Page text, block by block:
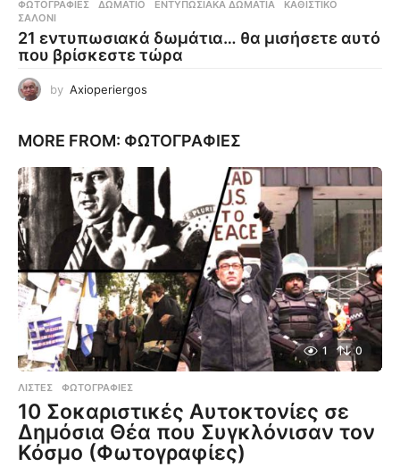
ΦΩΤΟΓΡΑΦΊΕΣ ΔΩΜΆΤΙΟ ,ΕΝΤΥΠΩΣΙΑΚΆ ΔΩΜΆΤΙΑ ,ΚΑΘΙΣΤΙΚΌ
ΣΑΛΌΝΙ
21 εντυπωσιακά δωμάτια… θα μισήσετε αυτό
που βρίσκεστε τώρα
by Axioperiergos
MORE FROM: ΦΩΤΟΓΡΑΦΊΕΣ
1 0
ΛΊΣΤΕΣ ,ΦΩΤΟΓΡΑΦΊΕΣ
10 Σοκαριστικές Αυτοκτονίες σε
Δημόσια Θέα που Συγκλόνισαν τον
Κόσμο (Φωτογραφίες)